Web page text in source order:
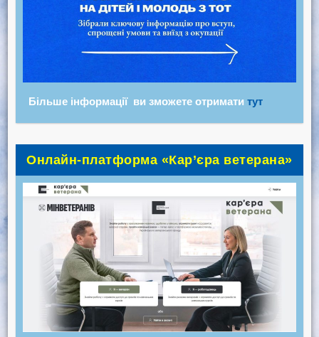
Більше інформації ви зможете отримати тут
Онлайн-платформа «Кар’єра ветерана»